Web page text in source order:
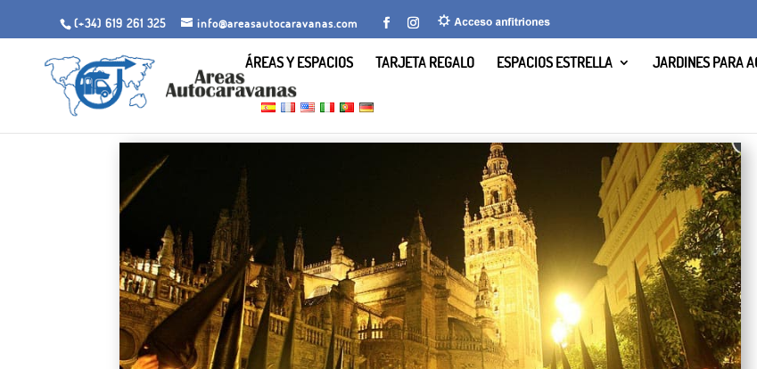
(+34) 619 261 325 info@areasautocaravanas.com
ÁREAS Y ESPACIOS TARJETA REGALO ESPACIOS ESTRELLA JARDINES PARA